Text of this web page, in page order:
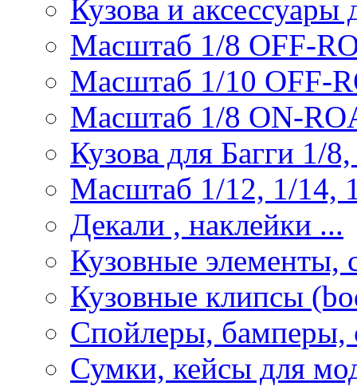
Кузова и
Масштаб 1/8 OFF-
Масштаб 1/10 OFF-
Масштаб 1/8 ON-
Кузова для Багги 1/
Масштаб 1/12, 1/14,
Декали , наклейки ...
Кузовные элементы,
Кузовные клипсы
Спойлеры, бамперы,
Сумки, кейсы для